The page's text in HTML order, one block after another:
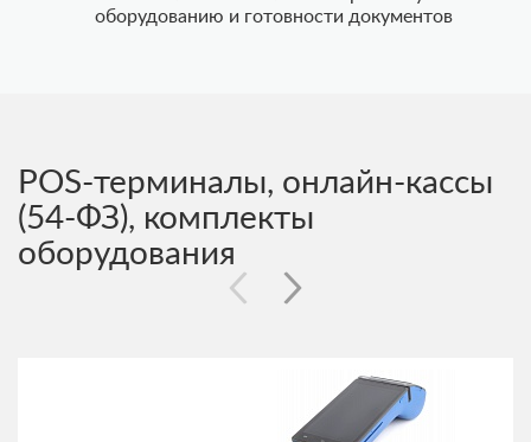
оборудованию и готовности документов
POS-терминалы, онлайн-кассы
(54-ФЗ), комплекты
оборудования